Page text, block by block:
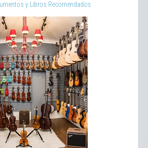
y Libros Recomendados